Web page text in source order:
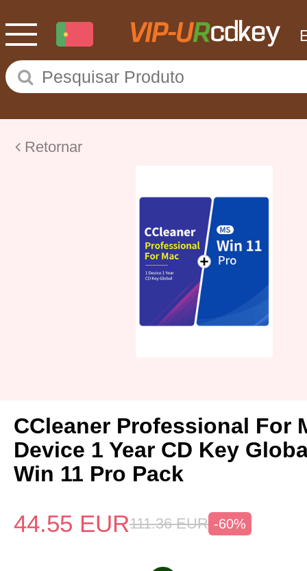
Retornar
CCleaner Professional For
Device 1 Year CD Key
Win 11 Pro Pack
44.55 EUR111.36 EUR -60%